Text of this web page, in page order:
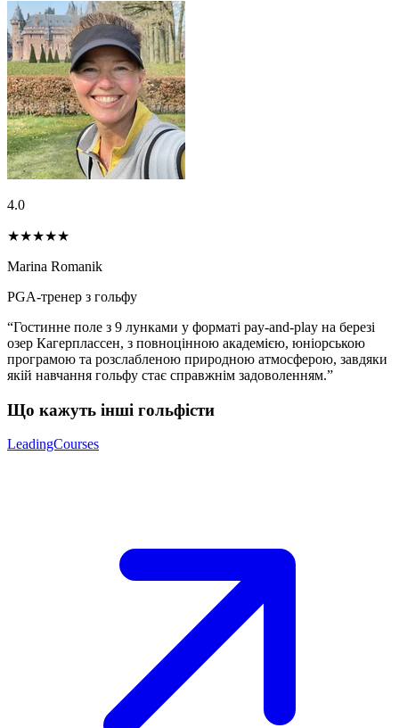
4.0
★★★★★
Marina Romanik
PGA-тренер з гольфу
“Гостинне поле з 9 лунками у форматі pay-and-play на березі
озер Кагерплассен, з повноцінною академією, юніорською
програмою та розслабленою природною атмосферою, завдяки
якій навчання гольфу стає справжнім задоволенням.”
Що кажуть інші гольфісти
LeadingCourses